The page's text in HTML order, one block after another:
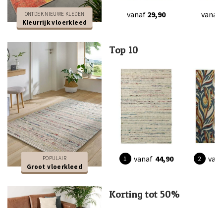
ONTDEK NIEUWE KLEDEN
Kleurrijk vloerkleed
vanaf 29,90 vanaf
POPULAIR
Groot vloerkleed
Top 10
vanaf 44,90
Korting tot 50%